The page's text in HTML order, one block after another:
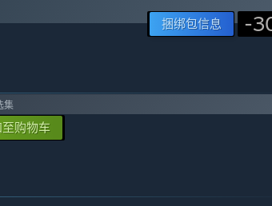
捆绑包信息 -
集
购物车